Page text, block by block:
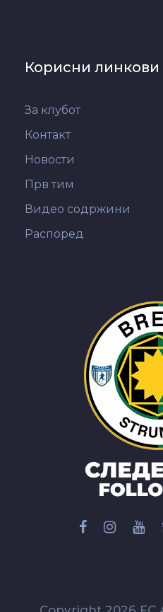
Корисни линкови
За клубот
Контакт
Новости
Прв тим
Видео содржини
Распоред